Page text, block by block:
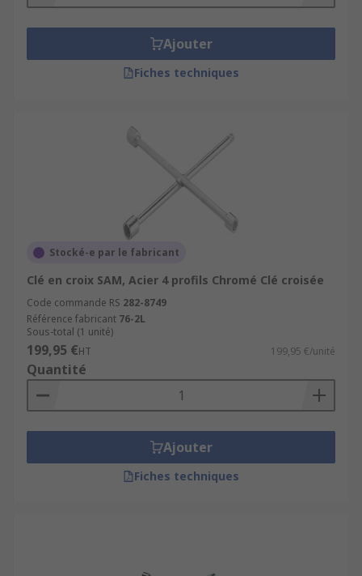
Ajouter
Fiches techniques
Stocké-e par le fabricant
Clé en croix SAM, Acier 4 profils Chromé Clé croisée
Code commande RS 282-8749
Référence fabricant 76-2L
Sous-total (1 unité)
199,95 €HT 199,95 €/unité
Quantité
Ajouter
Fiches techniques